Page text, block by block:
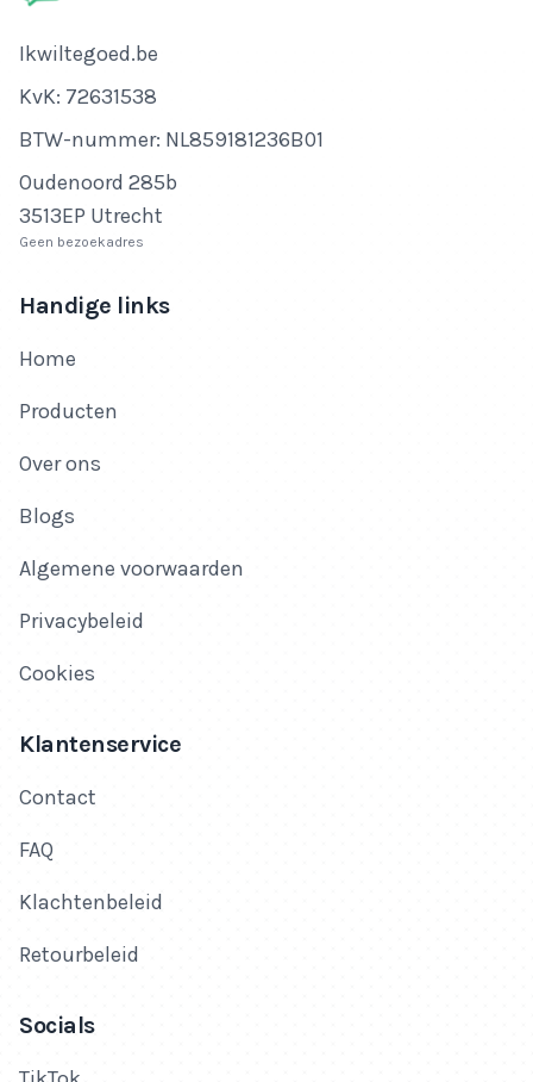
Bedrijfsnaam
Ikwiltegoed.be
KvK-nummer
KvK: 72631538
Btw-nummer
BTW-nummer: NL859181236B01
Adres
Oudenoord 285b
3513EP Utrecht
Geen bezoekadres
Handige links
Home
Producten
Over ons
Blogs
Algemene voorwaarden
Privacybeleid
Cookies
Klantenservice
Contact
FAQ
Klachtenbeleid
Retourbeleid
Socials